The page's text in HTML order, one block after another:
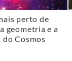
perto de
geometria e a
Cosmos